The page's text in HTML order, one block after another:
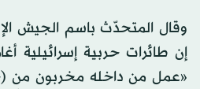
وقال المتحدّث باسم الجيش
إن طائرات حربية
«عمل من داخله مخربون من